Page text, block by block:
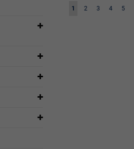
Seite
Sie lesen gerade die Seite
1 Seite
2 Seite
3 Seite
4 Seite
5